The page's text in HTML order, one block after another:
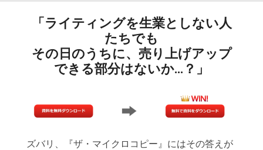
「ライティングを生業としない人
たちでも
その日のうちに、売り上げアップ
できる部分はないか…？」
ズバリ、『ザ・マイクロコピー』にはその答えが